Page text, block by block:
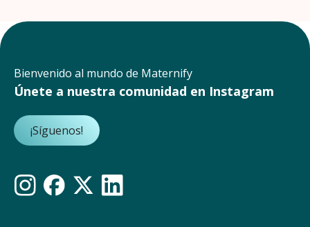
Bienvenido al mundo de Maternify
Únete a nuestra comunidad en Instagram
¡Síguenos!